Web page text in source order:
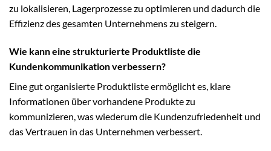
zu lokalisieren, Lagerprozesse zu optimieren und dadurch die
Effizienz des gesamten Unternehmens zu steigern.
Wie kann eine strukturierte Produktliste die
Kundenkommunikation verbessern?
Eine gut organisierte Produktliste ermöglicht es, klare
Informationen über vorhandene Produkte zu
kommunizieren, was wiederum die Kundenzufriedenheit und
das Vertrauen in das Unternehmen verbessert.